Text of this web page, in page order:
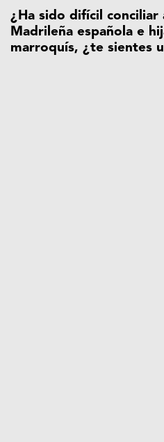
¿Ha sido difícil conciliar
Madrileña española e
marroquís, ¿te sientes